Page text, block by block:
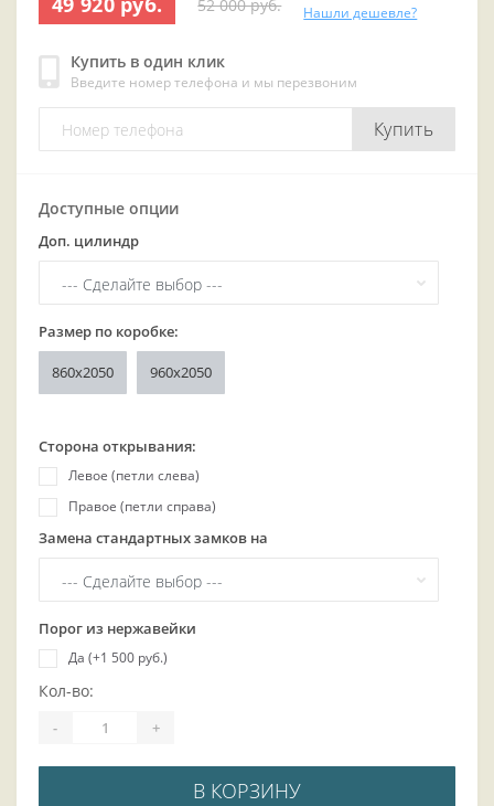
52 000 руб. Нашли дешевле?
Купить в один клик
Введите номер телефона и мы перезвоним
Купить
Доступные опции
Доп. цилиндр
Размер по коробке:
860x2050 960x2050
Сторона открывания:
Левое (петли слева)
Правое (петли справа)
Замена стандартных замков на
Порог из нержавейки
Да (+1 500 руб.)
Кол-во:
- +
В КОРЗИНУ